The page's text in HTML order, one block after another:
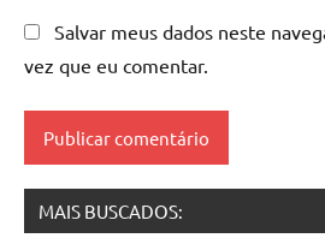
de
mesas
resinadas
Salvar meus dados neste
vez que eu comentar.
MAIS BUSCADOS: